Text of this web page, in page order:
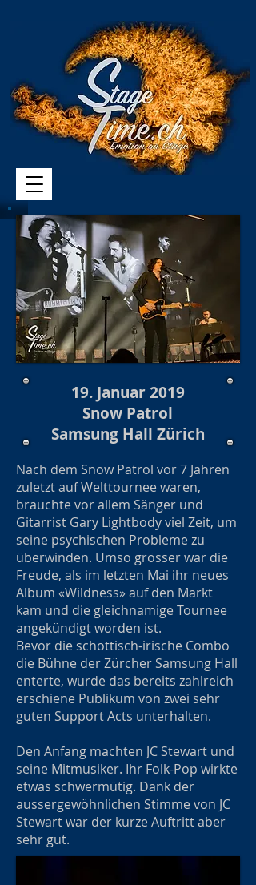
19. Januar 2019
Snow Patrol
Samsung Hall Zürich
Nach dem Snow Patrol vor 7 Jahren
zuletzt auf Welttournee waren,
brauchte vor allem Sänger und
Gitarrist Gary Lightbody viel Zeit, um
seine psychischen Probleme zu
überwinden. Umso grösser war die
Freude, als im letzten Mai ihr neues
Album «Wildness» auf den Markt
kam und die gleichnamige Tournee
angekündigt worden ist.
Bevor die schottisch-irische Combo
die Bühne der Zürcher Samsung Hall
enterte, wurde das bereits zahlreich
erschiene Publikum von zwei sehr
guten Support Acts unterhalten.
Den Anfang machten JC Stewart und
seine Mitmusiker. Ihr Folk-Pop wirkte
etwas schwermütig. Dank der
aussergewöhnlichen Stimme von JC
Stewart war der kurze Auftritt aber
sehr gut.